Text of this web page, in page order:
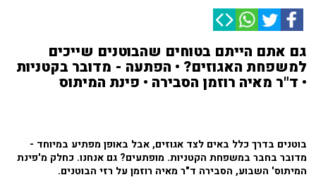
גם אתם הייתם בטוחים שהבוטנים שייכים
למשפחת האגוזים? • הפתעה - מדובר בקטניות
• ד"ר מאיה רוזמן הסבירה • פינת המיתוס
בוטנים בדרך כלל באים לצד אגוזים, אבל באופן מפתיע במיוחד -
מדובר בחבר במשפחת הקטניות. מופתעים? גם אנחנו. כחלק מ'פינת
המיתוס' השבוע, הסבירה ד"ר מאיה רוזמן על רזי הבוטנים.